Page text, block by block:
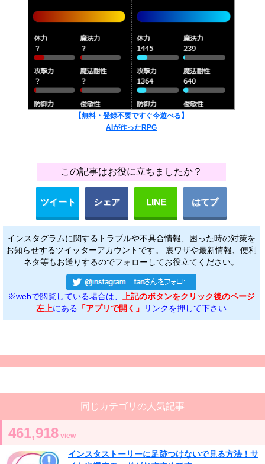
【無料・登録不要ですぐ今遊べる】
AIが作ったRPG
この記事はお役に立ちましたか？
ツイート シェア LINE はてブ
インスタグラムに関するトラブルや不具合情報、困った時の対策を
お知らせするツイッターアカウントです。 裏ワザや最新情報、便利
ネタ等もお送りするのでフォローしてお役立てください。
※webで閲覧している場合は、
上記のボタンをクリック後のページ
左上にある 「アプリで開く」 リンクを押して下さい
同じカテゴリの人気記事
461,918 view
インスタストーリーに足跡つけないで見る方法！サ